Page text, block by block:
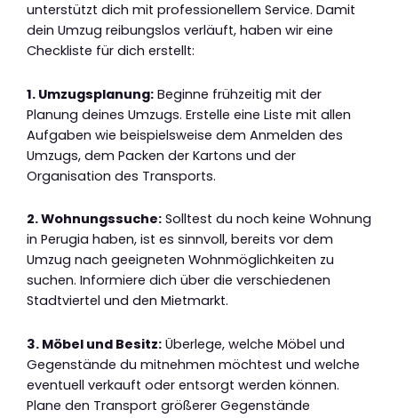
unterstützt dich mit professionellem Service. Damit
dein Umzug reibungslos verläuft, haben wir eine
Checkliste für dich erstellt:
1. Umzugsplanung: Beginne frühzeitig mit der
Planung deines Umzugs. Erstelle eine Liste mit allen
Aufgaben wie beispielsweise dem Anmelden des
Umzugs, dem Packen der Kartons und der
Organisation des Transports.
2. Wohnungssuche: Solltest du noch keine Wohnung
in Perugia haben, ist es sinnvoll, bereits vor dem
Umzug nach geeigneten Wohnmöglichkeiten zu
suchen. Informiere dich über die verschiedenen
Stadtviertel und den Mietmarkt.
3. Möbel und Besitz: Überlege, welche Möbel und
Gegenstände du mitnehmen möchtest und welche
eventuell verkauft oder entsorgt werden können.
Plane den Transport größerer Gegenstände